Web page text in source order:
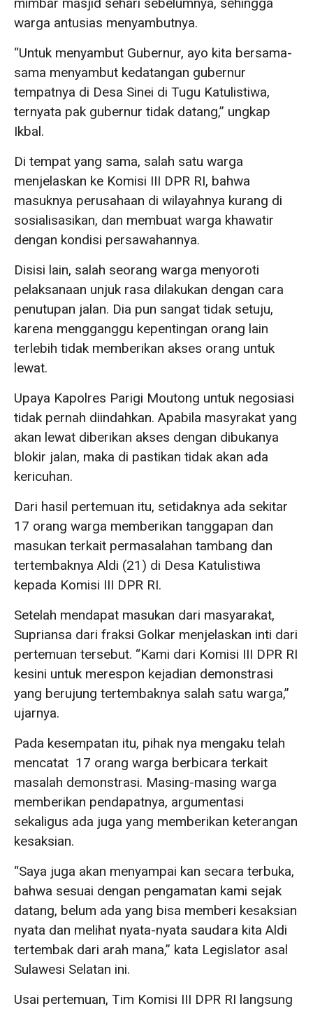
warga antusias menyambutnya.
“Untuk menyambut Gubernur, ayo kita bersama-
sama menyambut kedatangan gubernur
tempatnya di Desa Sinei di Tugu Katulistiwa,
ternyata pak gubernur tidak datang,” ungkap
Ikbal.
Di tempat yang sama, salah satu warga
menjelaskan ke Komisi III DPR RI, bahwa
masuknya perusahaan di wilayahnya kurang di
sosialisasikan, dan membuat warga khawatir
dengan kondisi persawahannya.
Disisi lain, salah seorang warga menyoroti
pelaksanaan unjuk rasa dilakukan dengan cara
penutupan jalan. Dia pun sangat tidak setuju,
karena mengganggu kepentingan orang lain
terlebih tidak memberikan akses orang untuk
lewat.
Upaya Kapolres Parigi Moutong untuk negosiasi
tidak pernah diindahkan. Apabila masyrakat yang
akan lewat diberikan akses dengan dibukanya
blokir jalan, maka di pastikan tidak akan ada
kericuhan.
Dari hasil pertemuan itu, setidaknya ada sekitar
17 orang warga memberikan tanggapan dan
masukan terkait permasalahan tambang dan
tertembaknya Aldi (21) di Desa Katulistiwa
kepada Komisi III DPR RI.
Setelah mendapat masukan dari masyarakat,
Supriansa dari fraksi Golkar menjelaskan inti dari
pertemuan tersebut. “Kami dari Komisi III DPR RI
kesini untuk merespon kejadian demonstrasi
yang berujung tertembaknya salah satu warga,”
ujarnya.
Pada kesempatan itu, pihak nya mengaku telah
mencatat 17 orang warga berbicara terkait
masalah demonstrasi. Masing-masing warga
memberikan pendapatnya, argumentasi
sekaligus ada juga yang memberikan keterangan
kesaksian.
“Saya juga akan menyampai kan secara terbuka,
bahwa sesuai dengan pengamatan kami sejak
datang, belum ada yang bisa memberi kesaksian
nyata dan melihat nyata-nyata saudara kita Aldi
tertembak dari arah mana,” kata Legislator asal
Sulawesi Selatan ini.
Usai pertemuan, Tim Komisi III DPR RI langsung